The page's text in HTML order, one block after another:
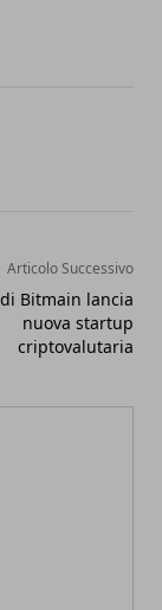
Articolo Successivo
di Bitmain lancia
nuova startup
criptovalutaria